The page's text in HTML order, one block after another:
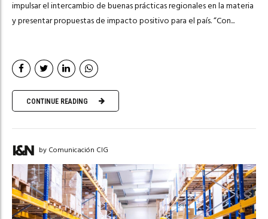
impulsar el intercambio de buenas prácticas regionales en la materia
y presentar propuestas de impacto positivo para el país. “Con...
CONTINUE READING
by Comunicación CIG